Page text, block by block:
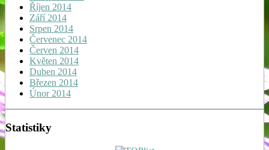
Říjen 2014
Září 2014
Srpen 2014
Červenec 2014
Červen 2014
Květen 2014
Duben 2014
Březen 2014
Únor 2014
Statistiky